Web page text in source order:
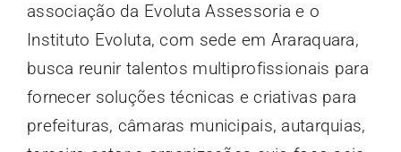
associação da Evoluta Assessoria e o
Instituto Evoluta, com sede em Araraquara,
busca reunir talentos multiprofissionais para
fornecer soluções técnicas e criativas para
prefeituras, câmaras municipais, autarquias,